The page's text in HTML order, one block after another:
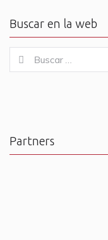
Buscar en la web
for:
Buscar
Partners